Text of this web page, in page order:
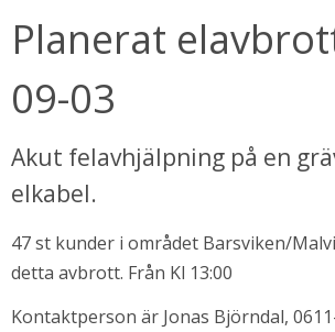
Planerat
09-03
Akut felavhjälpning på en
elkabel.
47 st kunder i området Barsviken/
detta avbrott. Från Kl 13:00
Kontaktperson är Jonas Björndal,